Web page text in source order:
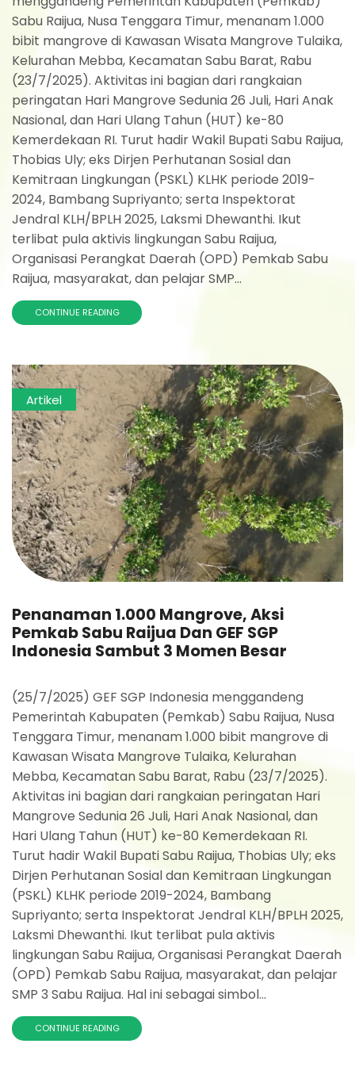
Sabu Raijua, Nusa Tenggara Timur, menanam 1.000
bibit mangrove di Kawasan Wisata Mangrove Tulaika,
Kelurahan Mebba, Kecamatan Sabu Barat, Rabu
(23/7/2025). Aktivitas ini bagian dari rangkaian
peringatan Hari Mangrove Sedunia 26 Juli, Hari Anak
Nasional, dan Hari Ulang Tahun (HUT) ke-80
Kemerdekaan RI. Turut hadir Wakil Bupati Sabu Raijua,
Thobias Uly; eks Dirjen Perhutanan Sosial dan
Kemitraan Lingkungan (PSKL) KLHK periode 2019-
2024, Bambang Supriyanto; serta Inspektorat
Jendral KLH/BPLH 2025, Laksmi Dhewanthi. Ikut
terlibat pula aktivis lingkungan Sabu Raijua,
Organisasi Perangkat Daerah (OPD) Pemkab Sabu
Raijua, masyarakat, dan pelajar SMP...
CONTINUE READING
Artikel
Penanaman 1.000 Mangrove, Aksi
Pemkab Sabu Raijua Dan GEF SGP
Indonesia Sambut 3 Momen Besar
(25/7/2025) GEF SGP Indonesia menggandeng
Pemerintah Kabupaten (Pemkab) Sabu Raijua, Nusa
Tenggara Timur, menanam 1.000 bibit mangrove di
Kawasan Wisata Mangrove Tulaika, Kelurahan
Mebba, Kecamatan Sabu Barat, Rabu (23/7/2025).
Aktivitas ini bagian dari rangkaian peringatan Hari
Mangrove Sedunia 26 Juli, Hari Anak Nasional, dan
Hari Ulang Tahun (HUT) ke-80 Kemerdekaan RI.
Turut hadir Wakil Bupati Sabu Raijua, Thobias Uly; eks
Dirjen Perhutanan Sosial dan Kemitraan Lingkungan
(PSKL) KLHK periode 2019-2024, Bambang
Supriyanto; serta Inspektorat Jendral KLH/BPLH 2025,
Laksmi Dhewanthi. Ikut terlibat pula aktivis
lingkungan Sabu Raijua, Organisasi Perangkat Daerah
(OPD) Pemkab Sabu Raijua, masyarakat, dan pelajar
SMP 3 Sabu Raijua. Hal ini sebagai simbol...
CONTINUE READING